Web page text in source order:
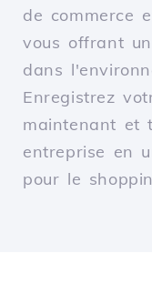
de commerce
vous offrant
dans
Enregistrez
maintenant et
entreprise en
pour le